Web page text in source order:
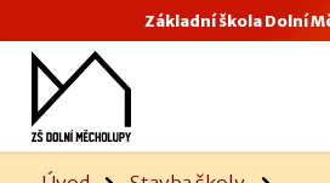
Základní škola Dolní